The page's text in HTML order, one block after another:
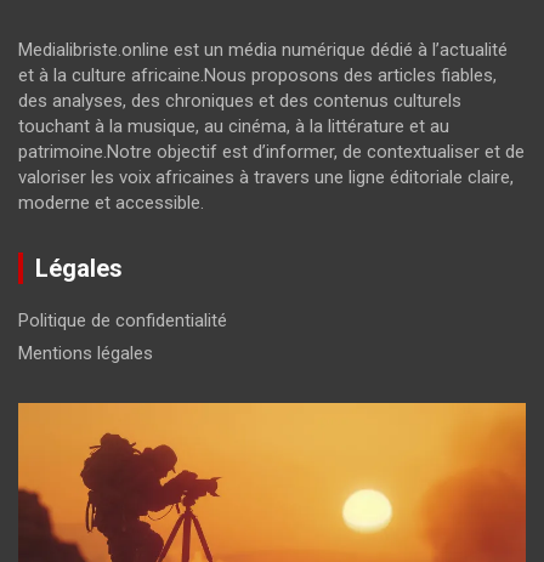
Medialibriste.online est un média numérique dédié à l’actualité
et à la culture africaine.Nous proposons des articles fiables,
des analyses, des chroniques et des contenus culturels
touchant à la musique, au cinéma, à la littérature et au
patrimoine.Notre objectif est d’informer, de contextualiser et de
valoriser les voix africaines à travers une ligne éditoriale claire,
moderne et accessible.
Légales
Politique de confidentialité
Mentions légales